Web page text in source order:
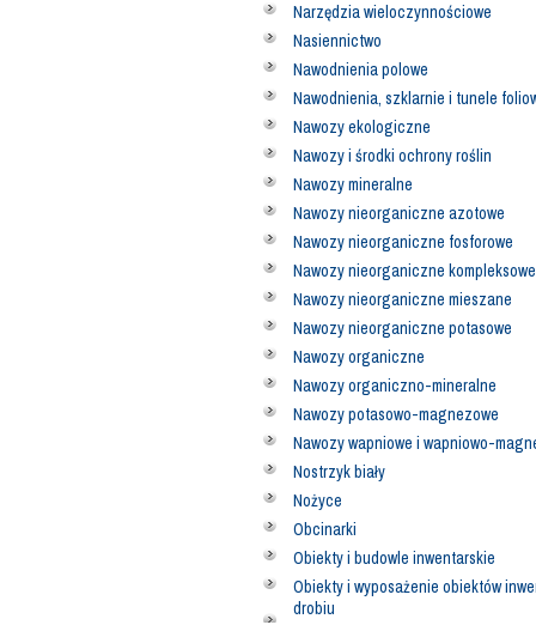
Narzędzia wieloczynnościowe
Nasiennictwo
Nawodnienia polowe
Nawodnienia, szklarnie i tunele
Nawozy ekologiczne
Nawozy i środki ochrony roślin
Nawozy mineralne
Nawozy nieorganiczne azotowe
Nawozy nieorganiczne fosforowe
Nawozy nieorganiczne kompleksowe
Nawozy nieorganiczne mieszane
Nawozy nieorganiczne potasowe
Nawozy organiczne
Nawozy organiczno-mineralne
Nawozy potasowo-magnezowe
Nawozy wapniowe i wapniowo-
Nostrzyk biały
Nożyce
Obcinarki
Obiekty i budowle inwentarskie
Obiekty i wyposażenie obiektów
drobiu